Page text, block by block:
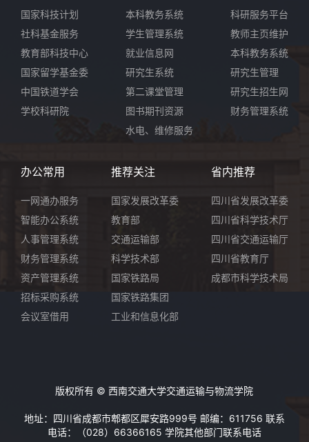
国家科技计划
社科基金服务
教育部科技中心
国家留学基金委
中国铁道学会
学校科研院
本科教务系统
学生管理系统
就业信息网
研究生系统
第二课堂管理
图书期刊资源
水电、维修服务
科研服务平台
教师主页维护
本科教务系统
研究生管理
研究生招生网
财务管理系统
办公常用
一网通办服务
智能办公系统
人事管理系统
财务管理系统
资产管理系统
招标采购系统
会议室借用
推荐关注
国家发展改革委
教育部
交通运输部
科学技术部
国家铁路局
国家铁路集团
工业和信息化部
省内推荐
四川省发展改革委
四川省科学技术厅
四川省交通运输厅
四川省教育厅
成都市科学技术局
版权所有 © 西南交通大学交通运输与物流学院
地址：四川省成都市郫都区犀安路999号 邮编：611756 联系
电话：（028）66366165 学院其他部门联系电话